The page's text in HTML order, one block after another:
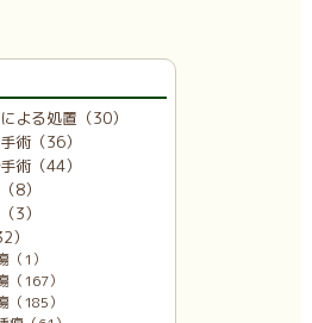
よる処置（30）
術（36）
術（44）
8）
3）
）
（1）
（167）
（185）